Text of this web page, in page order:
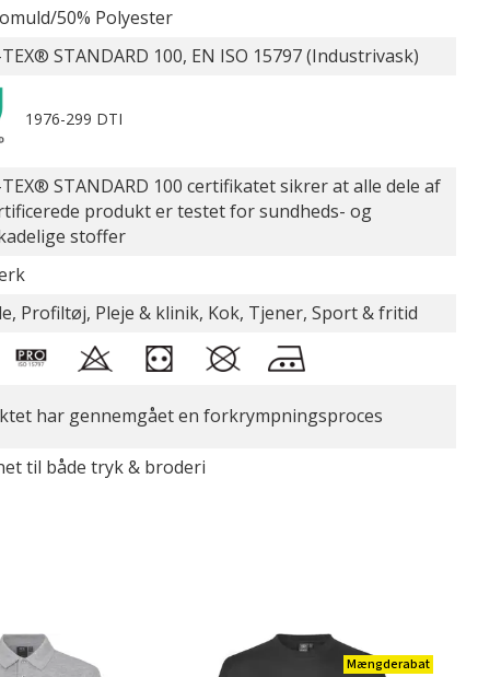
50% Polyester
TEX® STANDARD 100, EN ISO 15797 (Industrivask)
1976-299 DTI
TEX® STANDARD 100 certifikatet sikrer at alle dele af
produkt er testet for sundheds- og
stoffer
Profiltøj, Pleje & klinik, Kok, Tjener, Sport & fritid
har gennemgået en forkrympningsproces
til både tryk & broderi
Mængderabat